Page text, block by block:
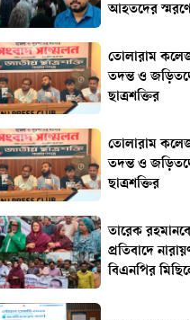
আহতদের
তোলারাম কলেজ
তদন্ত ও
ছাত্রশক্তির
তোলারাম কলেজ
তদন্ত ও
ছাত্রশক্তির
তারেক
প্রতিবাদে
বিএনপির